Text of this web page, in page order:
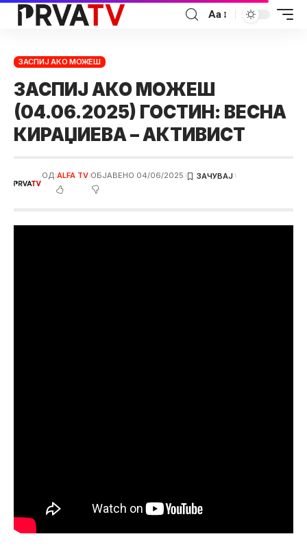
Аа
ЗАСПИЈ АКО МОЖЕШ
ЗАСПИЈ АКО МОЖЕШ
(04.06.2025) ГОСТИН: ВЕСНА
КИРАЏИЕВА – АКТИВИСТ
ОД:ALFA TV ОБЈАВЕНО 04/06/2025